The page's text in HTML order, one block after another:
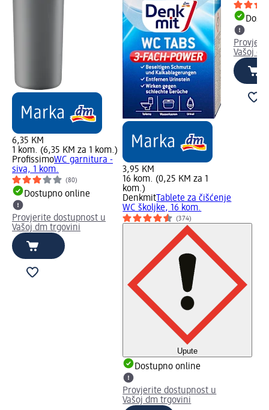
6,35 KM
1 kom. (6,35 KM za 1 kom.)
ProfissimoWC garnitura -
siva, 1 kom.
(80)
Dostupno online
Provjerite dostupnost u
Vašoj dm trgovini
3,95 KM
16 kom. (0,25 KM za 1
kom.)
Denkmit Tablete za čišćenje
WC školjke, 16 kom.
(374)
Upute
Dostupno online
Provjerite dostupnost u
Vašoj dm trgovini
Vašoj